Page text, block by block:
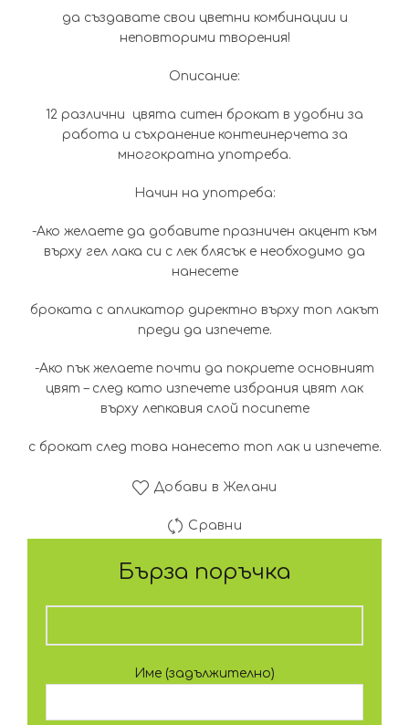
да създавате свои цветни комбинации и
неповторими творения!
Описание:
12 различни цвята ситен брокат в удобни за
работа и съхранение контеинерчета за
многократна употреба.
Начин на употреба:
-Ако желаете да добавите празничен акцент към
върху гел лака си с лек блясък е необходимо да
нанесете
броката с апликатор директно върху топ лакът
преди да изпечете.
-Ако пък желаете почти да покриете основният
цвят – след като изпечете избрания цвят лак
върху лепкавия слой посипете
с брокат след това нанесето топ лак и изпечете.
Добави в Желани
Сравни
Бърза поръчка
Име (задължително)